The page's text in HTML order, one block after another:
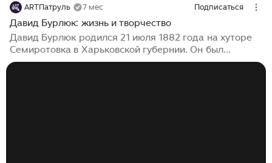
ARTПатруль 7 мес Подписаться
Давид Бурлюк: жизнь и творчество
Давид Бурлюк родился 21 июля 1882 года на хуторе
Семиротовка в Харьковской губернии. Он был
старшим из шестерых детей. Его отец работал